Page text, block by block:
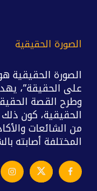
الصورة الحقيقية
الصورة الحقيقية
على الحقيقة”،
وطرح القصة
الحقيقية، كون
من الشائعات
المختلفة أصابته